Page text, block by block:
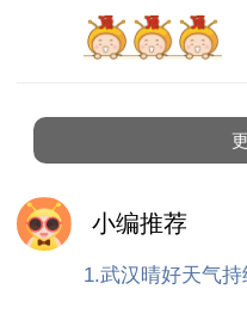
-- 每晚看托马斯前学一
-- 学习英语手指歌「
好哦～
小编推荐
1.武汉晴好天气